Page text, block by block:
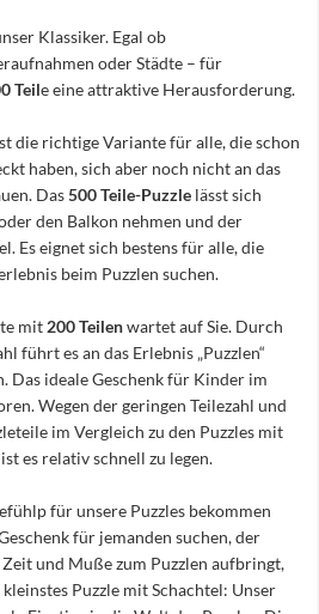
Klassiker. Egal ob
oder Städte – für
Teile eine attraktive Herausforderung.
die richtige Variante für alle, die schon
haben, sich aber noch nicht an das
Das500 Teile-Puzzle lässt sich
den Balkon nehmen und der
Es eignet sich bestens für alle, die
beim Puzzlen suchen.
mit 200 Teilenwartet auf Sie. Durch
führt es an das Erlebnis „Puzzlen“
Das ideale Geschenk für Kinder im
Wegen der geringen Teilezahl und
im Vergleich zu den Puzzles mit
es relativ schnell zu legen.
für unsere Puzzles bekommen
für jemanden suchen, der
und Muße zum Puzzlen aufbringt,
Puzzle mit Schachtel: Unser